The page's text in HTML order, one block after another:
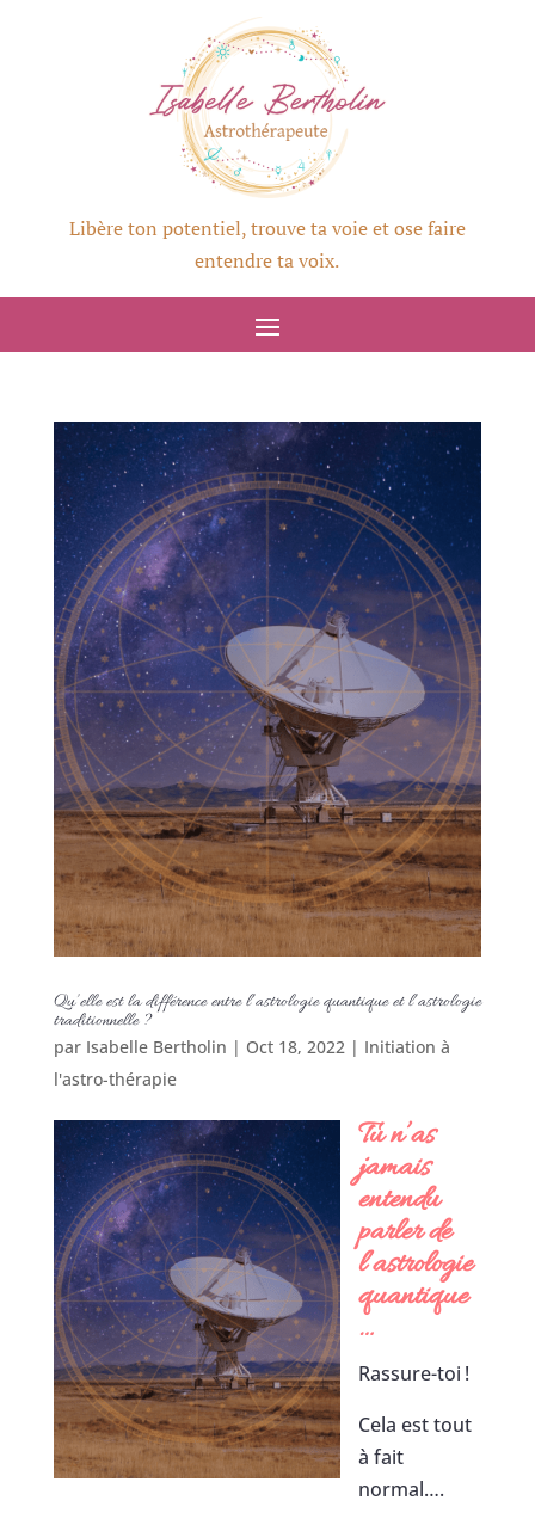
Libère ton potentiel, trouve ta voie et ose faire
entendre ta voix.
Qu’elle est la différence entre l’astrologie quantique et l’astrologie
traditionnelle ?
par Isabelle Bertholin | Oct 18, 2022| Initiation à
l'astro-thérapie
Tu n’as
jamais
entendu
parler de
l’astrologie
quantique
…
Rassure-toi !
Cela est tout
à fait
normal….